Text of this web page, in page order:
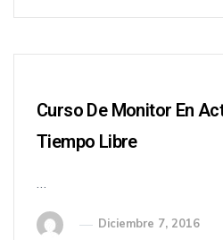
Curso De Monitor En
Tiempo Libre
…
Diciembre 7, 2016